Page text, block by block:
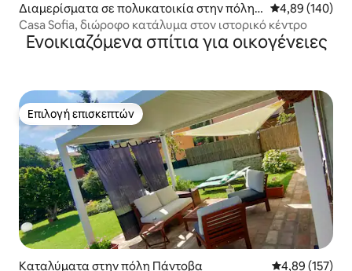
Διαμερίσματα σε πολυκατοικία στην πόλη
Πάντοβα
Μέση
4,89 (140)
Casa Sofia, διώροφο κατάλυμα στον ιστορικό κέντρο
Ενοικιαζόμενα σπίτια για οικογένειες
Επιλογή επισκεπτών
Επιλογή επισκεπτών
Καταλύματα στην πόλη Πάντοβα Μέση
4,89 (157)